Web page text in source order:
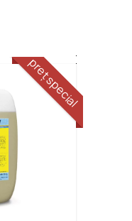
preț special